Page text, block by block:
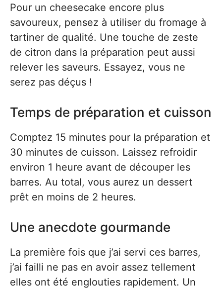
Pour un cheesecake encore plus
savoureux, pensez à utiliser du fromage à
tartiner de qualité. Une touche de zeste
de citron dans la préparation peut aussi
relever les saveurs. Essayez, vous ne
serez pas déçus !
Temps de préparation et cuisson
Comptez 15 minutes pour la préparation et
30 minutes de cuisson. Laissez refroidir
environ 1 heure avant de découper les
barres. Au total, vous aurez un dessert
prêt en moins de 2 heures.
Une anecdote gourmande
La première fois que j’ai servi ces barres,
j’ai failli ne pas en avoir assez tellement
elles ont été englouties rapidement. Un